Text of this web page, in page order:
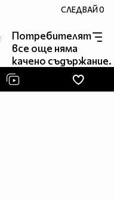
СЛЕДВАЙ0
Потребителят
все още няма
качено съдържание.